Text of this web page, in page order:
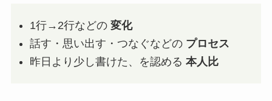
1行→2行などの変化
話す・思い出す・つなぐなどの プロセス
昨日より少し書けた、を認める本人比